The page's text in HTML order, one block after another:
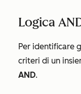
Logica
Per identificare
criteri di un
AND.